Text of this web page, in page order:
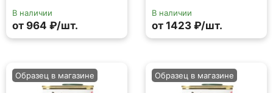
В наличии
от 964 ₽/шт.
В наличии
от 1423 ₽/шт.
Образец в магазине Образец в магазине